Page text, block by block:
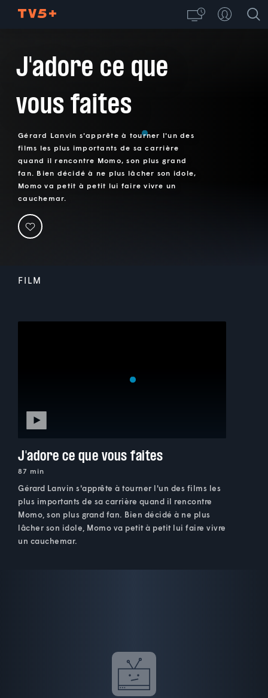
J'adore ce que
vous faites
Gérard Lanvin s'apprête à tourner l'un des
films les plus importants de sa carrière
quand il rencontre Momo, son plus grand
fan. Bien décidé à ne plus lâcher son idole,
Momo va petit à petit lui faire vivre un
cauchemar.
FILM
J'adore ce que vous faites
87 min
Gérard Lanvin s'apprête à tourner l'un des films les
plus importants de sa carrière quand il rencontre
Momo, son plus grand fan. Bien décidé à ne plus
lâcher son idole, Momo va petit à petit lui faire vivre
un cauchemar.